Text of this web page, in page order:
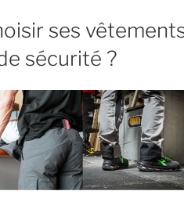
! »
ses
sécurité ?